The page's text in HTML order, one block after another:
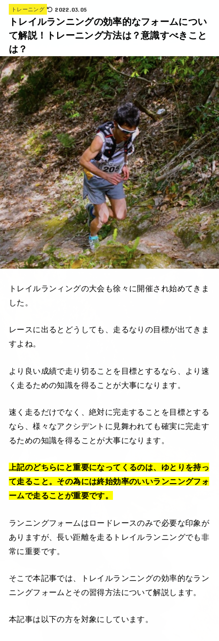
トレーニング 2022.03.05
トレイルランニングの効率的なフォームについ
て解説！トレーニング方法は？意識すべきこと
は？
トレイルランィングの大会も徐々に開催され始めてきま
した。
レースに出るとどうしても、走るなりの目標が出てきま
すよね。
より良い成績で走り切ることを目標とするなら、より速
く走るための知識を得ることが大事になります。
速く走るだけでなく、絶対に完走することを目標とする
なら、様々なアクシデントに見舞われても確実に完走す
るための知識を得ることが大事になります。
上記のどちらにと重要になってくるのは、ゆとりを持っ
て走ること。その為には終始効率のいいランニングフォ
ームで走ることが重要です。
ランニングフォームはロードレースのみで必要な印象が
ありますが、長い距離を走るトレイルランニングでも非
常に重要です。
そこで本記事では、トレイルランニングの効率的なラン
ニングフォームとその習得方法について解説します。
本記事は以下の方を対象にしています。